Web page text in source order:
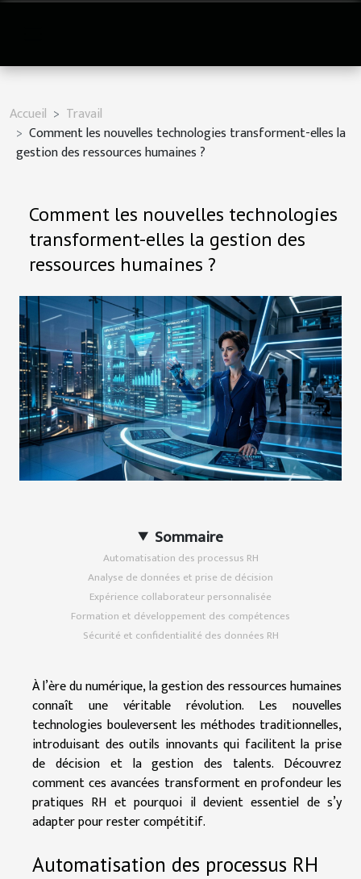
Accueil
Travail
Comment les nouvelles technologies transforment-elles la
gestion des ressources humaines ?
Comment les nouvelles technologies
transforment-elles la gestion des
ressources humaines ?
Sommaire
Automatisation des processus RH
Analyse de données et prise de décision
Expérience collaborateur personnalisée
Formation et développement des compétences
Sécurité et confidentialité des données RH
À l’ère du numérique, la gestion des ressources humaines
connaît une véritable révolution. Les nouvelles
technologies bouleversent les méthodes traditionnelles,
introduisant des outils innovants qui facilitent la prise
de décision et la gestion des talents. Découvrez
comment ces avancées transforment en profondeur les
pratiques RH et pourquoi il devient essentiel de s’y
adapter pour rester compétitif.
Automatisation des processus RH